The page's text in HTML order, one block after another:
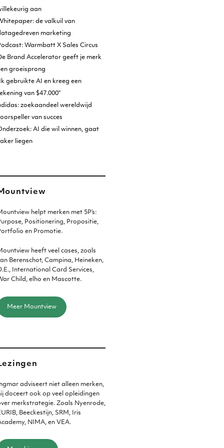
aan
de valkuil van
marketing
Warmbatt X Sales Circus
Brand Accelerator geeft je merk
groeisprong
gebruikte AI en kreeg een
van $47.000”
zoekaandeel wereldwijd
van succes
AI die wil winnen, gaat
liegen
helpt merken met 5P’s:
Positionering, Propositie,
en Promotie.
heeft veel cases, zoals
Berenschot, Campina, Heineken,
International Card Services,
Child, elho en Mascotte.
Meer Mountview
Ingmar adviseert niet alleen merken,
doceert ook op veel opleidingen
merkstrategie. Zoals Nyenrode,
Beeckestijn, SRM, Iris
NIMA, en VEA.